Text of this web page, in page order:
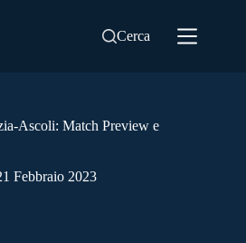
Cerca
Ascoli: Match Preview e
Febbraio 2023